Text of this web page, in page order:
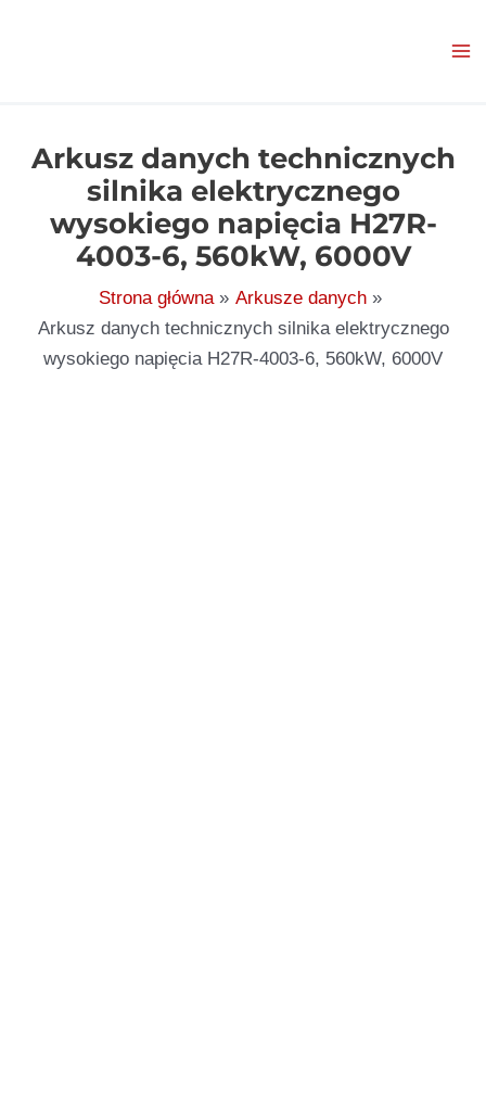
Arkusz danych technicznych
silnika elektrycznego
wysokiego napięcia H27R-
4003-6, 560kW, 6000V
Strona główna
Arkusze danych
Arkusz danych technicznych silnika elektrycznego
wysokiego napięcia H27R-4003-6, 560kW, 6000V